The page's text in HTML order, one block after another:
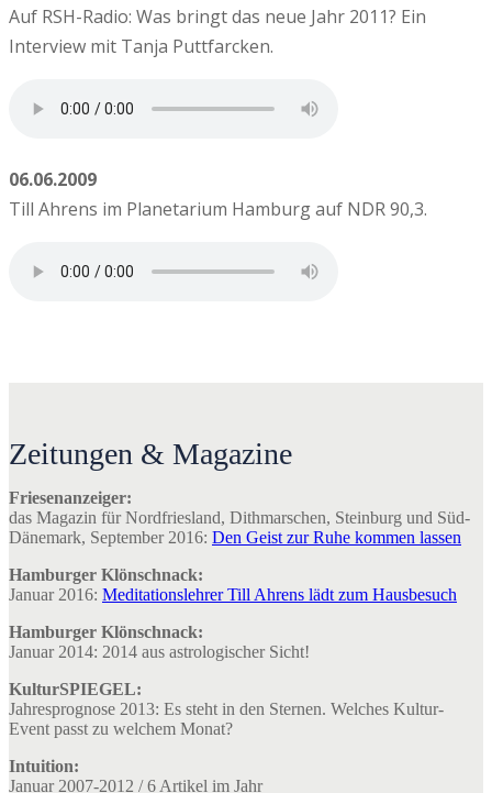
Auf RSH-Radio: Was bringt das neue Jahr 2011? Ein
Interview mit Tanja Puttfarcken.
06.06.2009
Till Ahrens im Planetarium Hamburg auf NDR 90,3.
Zeitungen & Magazine
Friesenanzeiger:
das Magazin für Nordfriesland, Dithmarschen, Steinburg und Süd-
Dänemark, September 2016: Den Geist zur Ruhe kommen lassen
Hamburger Klönschnack:
Januar 2016: Meditationslehrer Till Ahrens lädt zum Hausbesuch
Hamburger Klönschnack:
Januar 2014: 2014 aus astrologischer Sicht!
KulturSPIEGEL:
Jahresprognose 2013: Es steht in den Sternen. Welches Kultur-
Event passt zu welchem Monat?
Intuition:
Januar 2007-2012 / 6 Artikel im Jahr